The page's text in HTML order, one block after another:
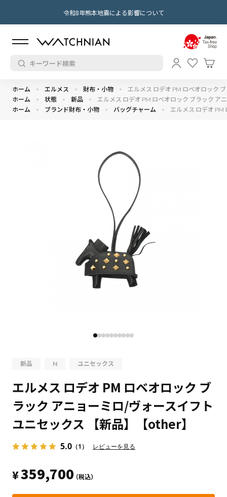
令和8年熊本地震による影響について
ホーム エルメス 財布・小物
エルメス ロデオ PM ロベオロック
ホーム
状態 新品
エルメス ロデオ PM ロベオロック ブラック ア
ホーム
ブランド財布・小物 バッグチャーム エルメス ロデオ
新品 N ユニセックス
エルメス ロデオ PM ロベオロック ブ
ラック アニョーミロ/ヴォースイフト
ユニセックス 【新品】【other】
5.0 （1） レビューを見る
¥359,700（税込）